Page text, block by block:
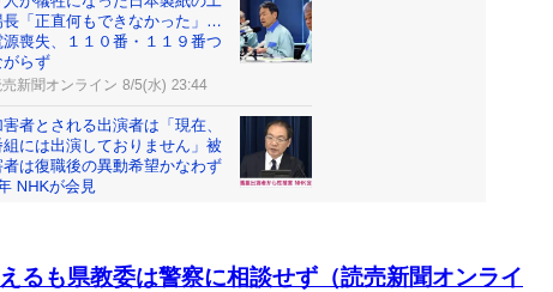
るも県教委は警察に相談せず（読売新聞オンライ